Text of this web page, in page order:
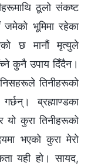
ठूलो संकष्ट
भूमिमा रहेका
छ मानौं मृत्युले
कुनै उपाय दिँदैन।
तिनीहरूको
ब्रह्माण्डका
यो कुरा तिनीहरूको
भएको कुरा मेरो
यही हो। सायद,